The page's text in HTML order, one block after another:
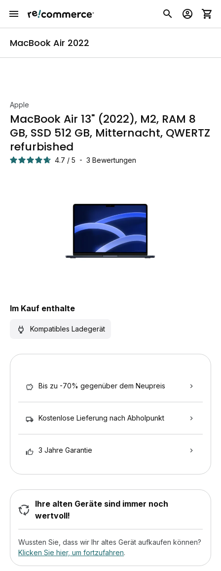
MacBook Air 2022
Apple
MacBook Air 13" (2022), M2, RAM 8
GB, SSD 512 GB, Mitternacht, QWERTZ
refurbished
4.7 / 5 - 3 Bewertungen
Im Kauf enthalte
Kompatibles Ladegerät
Bis zu -70% gegenüber dem Neupreis
Kostenlose Lieferung nach Abholpunkt
3 Jahre Garantie
Ihre alten Geräte sind immer noch
wertvoll!
Wussten Sie, dass wir Ihr altes Gerät aufkaufen können?
Klicken Sie hier, um fortzufahren.